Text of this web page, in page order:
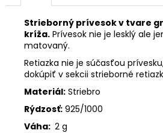
Strieborný prívesok v tvare
kríža. Prívesok nie je lesklý ale
matovaný.
Retiazka nie je súčasťou
dokúpiť v sekcii strieborné
Materiál: Striebro
Rýdzosť: 925/1000
Váha: 2 g